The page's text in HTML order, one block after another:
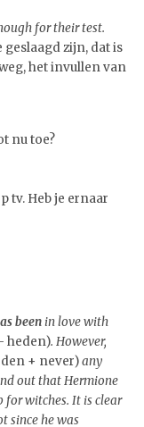
for their test.
geslaagd zijn, dat is
het invullen van
nu toe?
tv. Heb je ernaar
been in love with
heden). However,
+ never)any
out that Hermione
for witches. It is clear
since he was